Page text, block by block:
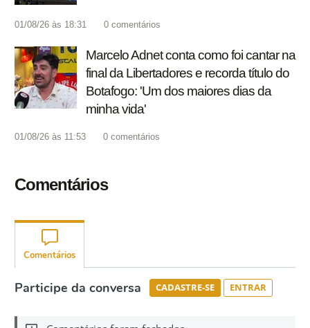
01/08/26 às 18:31 0 comentários
Marcelo Adnet conta como foi cantar na
final da Libertadores e recorda título do
Botafogo: 'Um dos maiores dias da
minha vida'
01/08/26 às 11:53 0 comentários
Comentários